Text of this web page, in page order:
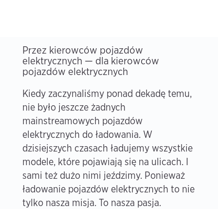
Przez kierowców pojazdów
elektrycznych — dla kierowców
pojazdów elektrycznych
Kiedy zaczynaliśmy ponad dekadę temu,
nie było jeszcze żadnych
mainstreamowych pojazdów
elektrycznych do ładowania. W
dzisiejszych czasach ładujemy wszystkie
modele, które pojawiają się na ulicach. I
sami też dużo nimi jeździmy. Ponieważ
ładowanie pojazdów elektrycznych to nie
tylko nasza misja. To nasza pasja.